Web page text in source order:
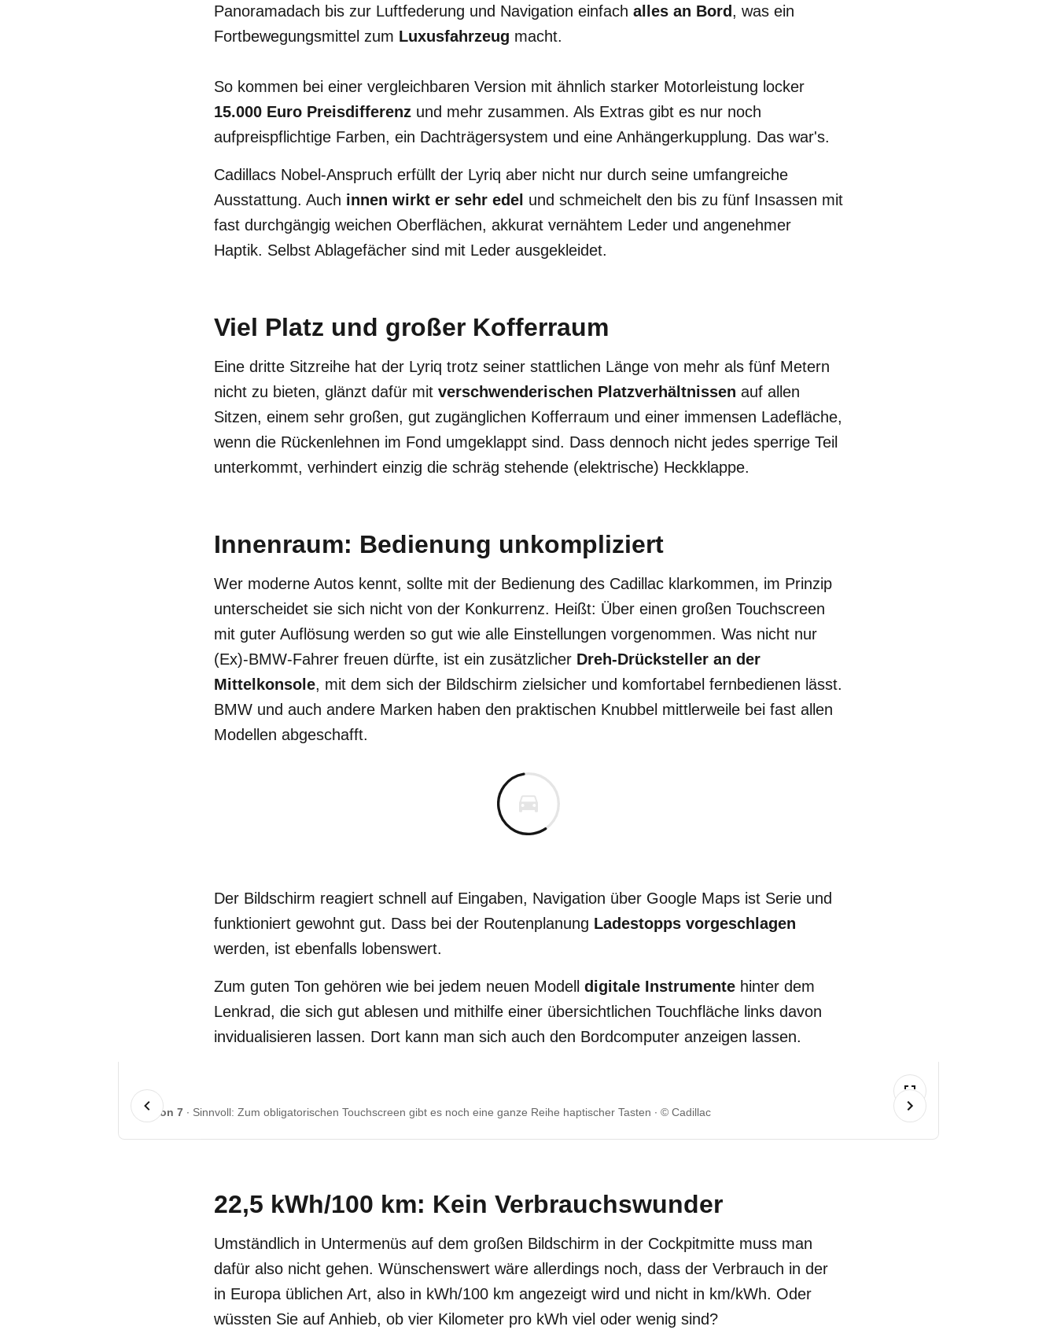
Panoramadach bis zur Luftfederung und Navigation einfach alles an Bord , was ein
Fortbewegungsmittel zum Luxusfahrzeug macht.
So kommen bei einer vergleichbaren Version mit ähnlich starker Motorleistung locker
15.000 Euro Preisdifferenz und mehr zusammen. Als Extras gibt es nur noch
aufpreispflichtige Farben, ein Dachträgersystem und eine Anhängerkupplung. Das war's.
Cadillacs Nobel-Anspruch erfüllt der Lyriq aber nicht nur durch seine umfangreiche
Ausstattung. Auch innen wirkt er sehr edel und schmeichelt den bis zu fünf Insassen mit
fast durchgängig weichen Oberflächen, akkurat vernähtem Leder und angenehmer
Haptik. Selbst Ablagefächer sind mit Leder ausgekleidet.
Viel Platz und großer Kofferraum
Eine dritte Sitzreihe hat der Lyriq trotz seiner stattlichen Länge von mehr als fünf Metern
nicht zu bieten, glänzt dafür mit verschwenderischen Platzverhältnissen auf allen
Sitzen, einem sehr großen, gut zugänglichen Kofferraum und einer immensen Ladefläche,
wenn die Rückenlehnen im Fond umgeklappt sind. Dass dennoch nicht jedes sperrige Teil
unterkommt, verhindert einzig die schräg stehende (elektrische) Heckklappe.
Innenraum: Bedienung unkompliziert
Wer moderne Autos kennt, sollte mit der Bedienung des Cadillac klarkommen, im Prinzip
unterscheidet sie sich nicht von der Konkurrenz. Heißt: Über einen großen Touchscreen
mit guter Auflösung werden so gut wie alle Einstellungen vorgenommen. Was nicht nur
(Ex)-BMW-Fahrer freuen dürfte, ist ein zusätzlicher Dreh-Drücksteller an der
Mittelkonsole, mit dem sich der Bildschirm zielsicher und komfortabel fernbedienen lässt.
BMW und auch andere Marken haben den praktischen Knubbel mittlerweile bei fast allen
Modellen abgeschafft.
Der Bildschirm reagiert schnell auf Eingaben, Navigation über Google Maps ist Serie und
funktioniert gewohnt gut. Dass bei der Routenplanung Ladestopps vorgeschlagen
werden, ist ebenfalls lobenswert.
Zum guten Ton gehören wie bei jedem neuen Modell digitale Instrumente hinter dem
Lenkrad, die sich gut ablesen und mithilfe einer übersichtlichen Touchfläche links davon
invidualisieren lassen. Dort kann man sich auch den Bordcomputer anzeigen lassen.
1 von 7 Sinnvoll: Zum obligatorischen Touchscreen gibt es noch eine ganze Reihe haptischer Tasten © Cadillac
22,5 kWh/100 km: Kein Verbrauchswunder
Umständlich in Untermenüs auf dem großen Bildschirm in der Cockpitmitte muss man
dafür also nicht gehen. Wünschenswert wäre allerdings noch, dass der Verbrauch in der
in Europa üblichen Art, also in kWh/100 km angezeigt wird und nicht in km/kWh. Oder
wüssten Sie auf Anhieb, ob vier Kilometer pro kWh viel oder wenig sind?